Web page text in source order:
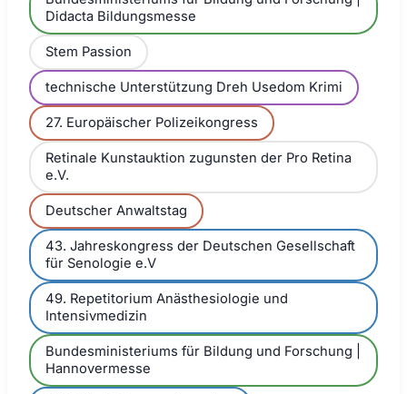
Didacta Bildungsmesse
Stem Passion
technische Unterstützung Dreh Usedom Krimi
27. Europäischer Polizeikongress
Retinale Kunstauktion zugunsten der Pro Retina
e.V.
Deutscher Anwaltstag
43. Jahreskongress der Deutschen Gesellschaft
für Senologie e.V
49. Repetitorium Anästhesiologie und
Intensivmedizin
Bundesministeriums für Bildung und Forschung |
Hannovermesse